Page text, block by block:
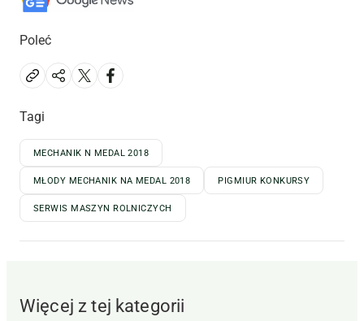
Poleć
Tagi
MECHANIK N MEDAL 2018
MŁODY MECHANIK NA MEDAL 2018 PIGMIUR KONKURSY
SERWIS MASZYN ROLNICZYCH
Więcej z tej kategorii